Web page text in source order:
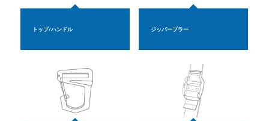
トップ/ハンドル ジッパープラー